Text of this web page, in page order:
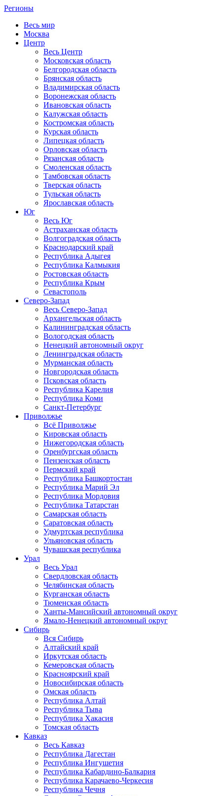
Регионы
Весь мир
Москва
Центр
Весь Центр
Московская область
Белгородская область
Брянская область
Владимирская область
Воронежская область
Ивановская область
Калужская область
Костромская область
Курская область
Липецкая область
Орловская область
Рязанская область
Смоленская область
Тамбовская область
Тверская область
Тульская область
Ярославская область
Юг
Весь Юг
Астраханская область
Волгоградская область
Краснодарский край
Республика Адыгея
Республика Калмыкия
Ростовская область
Республика Крым
Севастополь
Северо-Запад
Весь Северо-Запад
Архангельская область
Калининградская область
Вологодская область
Ненецкий автономный округ
Ленинградская область
Мурманская область
Новгородская область
Псковская область
Республика Карелия
Республика Коми
Санкт-Петербург
Приволжье
Всё Приволжье
Кировская область
Нижегородская область
Оренбургская область
Пензенская область
Пермский край
Республика Башкортостан
Республика Марий Эл
Республика Мордовия
Республика Татарстан
Самарская область
Саратовская область
Удмуртская республика
Ульяновская область
Чувашская республика
Урал
Весь Урал
Свердловская область
Челябинская область
Курганская область
Тюменская область
Ханты-Мансийский автономный округ
Ямало-Ненецкий автономный округ
Сибирь
Вся Сибирь
Алтайский край
Иркутская область
Кемеровская область
Красноярский край
Новосибирская область
Омская область
Республика Алтай
Республика Тыва
Республика Хакасия
Томская область
Кавказ
Весь Кавказ
Республика Дагестан
Республика Ингушетия
Республика Кабардино-Балкария
Республика Карачаево-Черкесия
Республика Чечня